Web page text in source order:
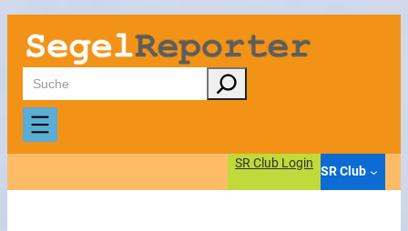
Zum
Inhalt
springen
Suchen
SR Club Login
SR Club